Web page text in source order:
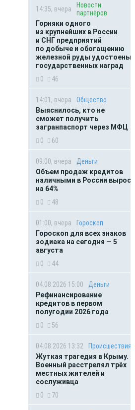
14:35, вчера
Новости
партнёров
Горняки одного
из крупнейших в России
и СНГ предприятий
по добыче и обогащению
железной руды удостоены
государственных наград
0
46
14:01, вчера
Общество
Выяснилось, кто не
сможет получить
загранпаспорт через МФЦ
0
60
09:00, вчера
Деньги
Объем продаж кредитов
наличными в России вырос
на 64%
0
48
01:00, вчера
Гороскоп
Гороскоп для всех знаков
зодиака на сегодня — 5
августа
0
44
04.08.2026 15:00
Деньги
Рефинансирование
кредитов в первом
полугодии 2026 года
0
56
04.08.2026 13:32
Происшествия
Жуткая трагедия в Крыму.
Военный расстрелял трёх
местных жителей и
сослуживца
0
70